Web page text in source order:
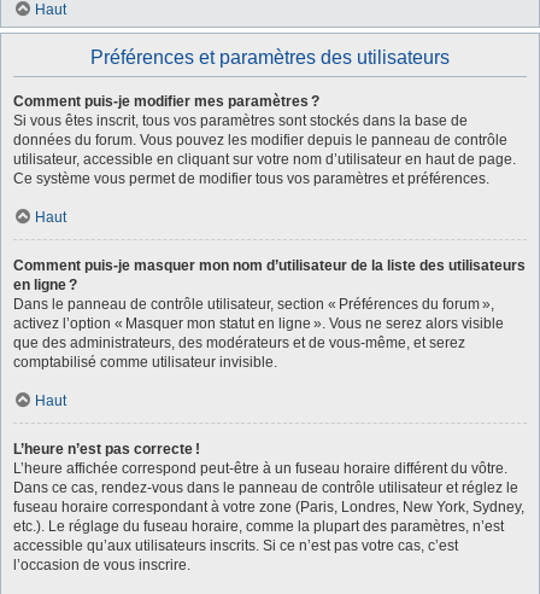
Haut
Préférences et paramètres des utilisateurs
Comment puis-je modifier mes paramètres ?
Si vous êtes inscrit, tous vos paramètres sont stockés dans la base de
données du forum. Vous pouvez les modifier depuis le panneau de contrôle
utilisateur, accessible en cliquant sur votre nom d’utilisateur en haut de page.
Ce système vous permet de modifier tous vos paramètres et préférences.
Haut
Comment puis-je masquer mon nom d’utilisateur de la liste des utilisateurs
en ligne ?
Dans le panneau de contrôle utilisateur, section « Préférences du forum »,
activez l’option « Masquer mon statut en ligne ». Vous ne serez alors visible
que des administrateurs, des modérateurs et de vous-même, et serez
comptabilisé comme utilisateur invisible.
Haut
L’heure n’est pas correcte !
L’heure affichée correspond peut-être à un fuseau horaire différent du vôtre.
Dans ce cas, rendez-vous dans le panneau de contrôle utilisateur et réglez le
fuseau horaire correspondant à votre zone (Paris, Londres, New York, Sydney,
etc.). Le réglage du fuseau horaire, comme la plupart des paramètres, n’est
accessible qu’aux utilisateurs inscrits. Si ce n’est pas votre cas, c’est
l’occasion de vous inscrire.